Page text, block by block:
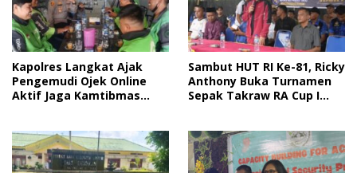
Kapolres Langkat Ajak
Pengemudi Ojek Online
Aktif Jaga Kamtibmas
Sambut HUT RI Ke-81, Ricky
Anthony Buka Turnamen
Sepak Takraw RA Cup I